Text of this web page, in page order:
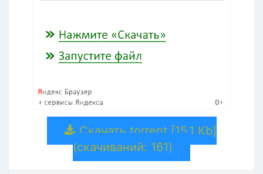
Скачать torrent [15.1 Kb]
(cкачиваний: 161)